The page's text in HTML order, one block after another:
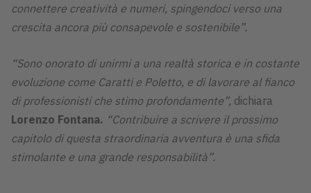
connettere creatività e numeri, spingendoci verso una
crescita ancora più consapevole e sostenibile”.
“Sono onorato di unirmi a una realtà storica e in costante
evoluzione come Caratti e Poletto, e di lavorare al fianco
di professionisti che stimo profondamente”, dichiara
Lorenzo Fontana. “Contribuire a scrivere il prossimo
capitolo di questa straordinaria avventura è una sfida
stimolante e una grande responsabilità”.